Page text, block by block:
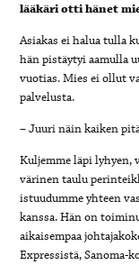
lääkäri otti hänet
Asiakas ei halua tulla
hän pistäytyi aamulla
vuotias. Mies ei ollut
palvelusta.
– Juuri näin kaiken
Kuljemme läpi lyhyen,
värinen taulu
istuudumme yhteen
kanssa. Hän on
aikaisempaa
Expressistä, Sanoma-